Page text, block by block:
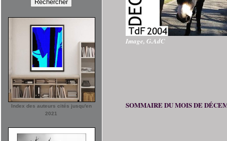
Index des auteurs cités jusqu'en
2021
Image, G.AdC
SOMMAIRE DU MOIS DE